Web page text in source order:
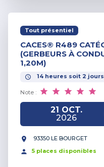
Tout présentiel
CACES® R489
(GERBEURS À
1,20M)
14 heures soit 2 jours
Note :
21 OCT.
2026
93350 LE BOURGET
5 places disponibles